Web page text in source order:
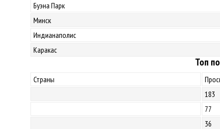
Буэна Парк
Минск
Индианаполис
Каракас
Топ
Страны
183
77
36